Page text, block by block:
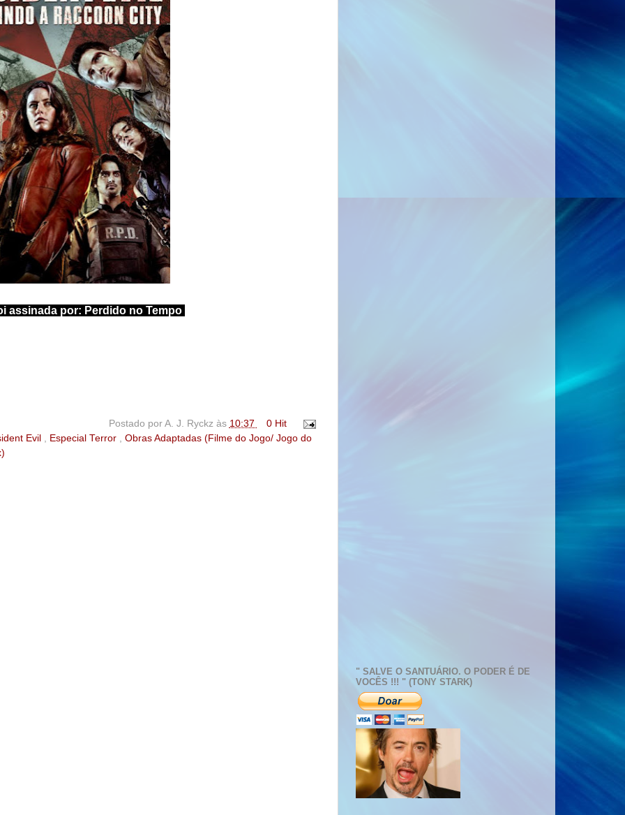
assinada por: Perdido no Tempo
Postado por A. J. Ryckz às 10:37
0 Hit
Evil
Especial Terror
Obras Adaptadas (Filme do Jogo/ Jogo do
" SALVE O SANTUÁRIO. O PODER É DE
VOCÊS !!! " (TONY STARK)